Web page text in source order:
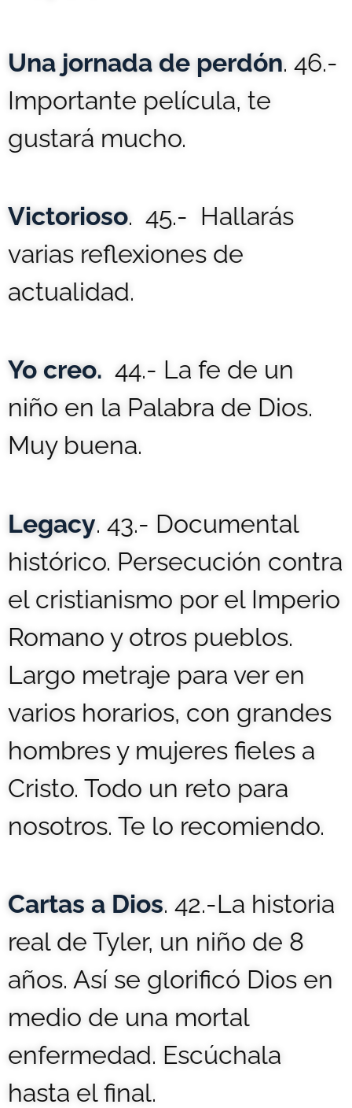
Una jornada de perdón. 46.-
Importante película, te
gustará mucho.
Victorioso. 45.- Hallarás
varias reflexiones de
actualidad.
Yo creo. 44.- La fe de un
niño en la Palabra de Dios.
Muy buena.
Legacy. 43.- Documental
histórico. Persecución contra
el cristianismo por el Imperio
Romano y otros pueblos.
Largo metraje para ver en
varios horarios, con grandes
hombres y mujeres fieles a
Cristo. Todo un reto para
nosotros. Te lo recomiendo.
Cartas a Dios. 42.-La historia
real de Tyler, un niño de 8
años. Así se glorificó Dios en
medio de una mortal
enfermedad. Escúchala
hasta el final.